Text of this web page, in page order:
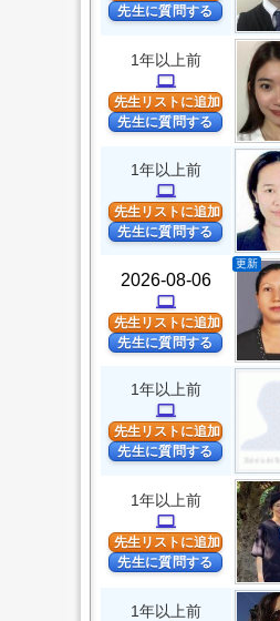
先生に質問する
1年以上前
computer
先生リストに追加
先生に質問する
1年以上前
computer
先生リストに追加
先生に質問する
2026-08-06
computer
先生リストに追加
先生に質問する
更新
1年以上前
computer
先生リストに追加
先生に質問する
1年以上前
computer
先生リストに追加
先生に質問する
1年以上前